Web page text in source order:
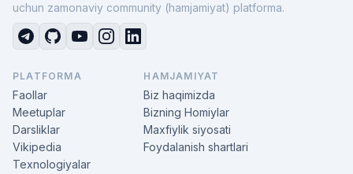
uchun zamonaviy community (hamjamiyat) platforma.
PLATFORMA
Faollar
Meetuplar
Darsliklar
Vikipedia
Texnologiyalar
HAMJAMIYAT
Biz haqimizda
Bizning Homiylar
Maxfiylik siyosati
Foydalanish shartlari